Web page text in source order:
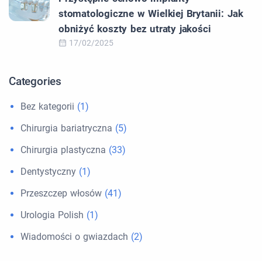
stomatologiczne w Wielkiej Brytanii: Jak
obniżyć koszty bez utraty jakości
17/02/2025
Categories
Bez kategorii (1)
Chirurgia bariatryczna (5)
Chirurgia plastyczna (33)
Dentystyczny (1)
Przeszczep włosów (41)
Urologia Polish (1)
Wiadomości o gwiazdach (2)